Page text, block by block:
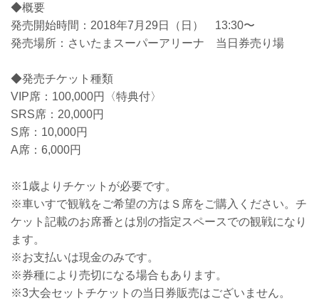
◆概要
発売開始時間：2018年7月29日（日） 13:30〜
発売場所：さいたまスーパーアリーナ 当日券売り場
◆発売チケット種類
VIP席：100,000円〈特典付〉
SRS席：20,000円
S席：10,000円
A席：6,000円
※1歳よりチケットが必要です。
※車いすで観戦をご希望の方はＳ席をご購入ください。チ
ケット記載のお席番とは別の指定スペースでの観戦になり
ます。
※お支払いは現金のみです。
※券種により売切になる場合もあります。
※3大会セットチケットの当日券販売はございません。